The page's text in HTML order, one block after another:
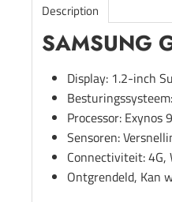
Description
SAMSUNG
Display: 1.2-inch
Processor: Exynos
Sensoren:
Connectiviteit: 4G,
Ontgrendeld, Kan